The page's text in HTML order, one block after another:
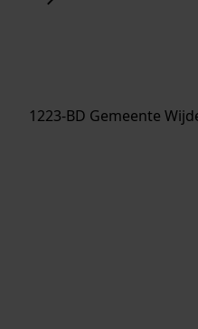
1223-BD Gemeente